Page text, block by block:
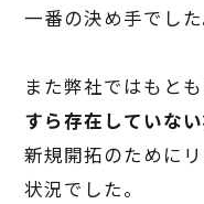
一番の決め手でした
また弊社ではもとも
すら存在していな
新規開拓のために
状況でした。